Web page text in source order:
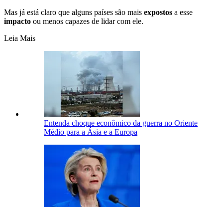
Mas já está claro que alguns países são mais expostos a esse
impacto ou menos capazes de lidar com ele.
Leia Mais
Entenda choque econômico da guerra no Oriente
Médio para a Ásia e a Europa